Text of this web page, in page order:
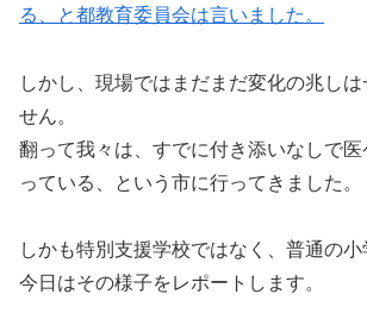
る、と都教育委員会は言いました。
しかし、現場ではまだまだ変化の兆しは
せん。
翻って我々は、すでに付き添いなしで
っている、という市に行ってきました。
しかも特別支援学校ではなく、普通の小
今日はその様子をレポートします。